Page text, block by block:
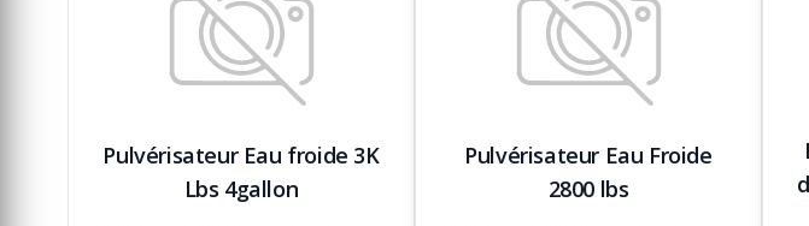
Pulvérisateur Eau froide 3K
Lbs 4gallon
Pulvérisateur Eau Froide
2800 lbs